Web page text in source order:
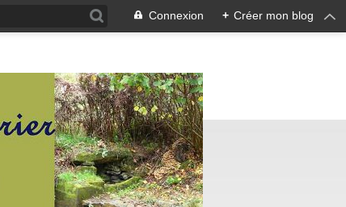
Connexion + Créer mon blog